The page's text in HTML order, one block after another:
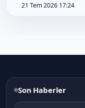
21 Tem 2026 17:24
Son Haberler